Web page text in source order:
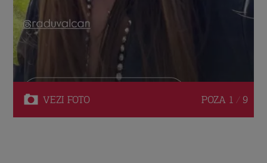
VEZI FOTO POZA 1 / 9